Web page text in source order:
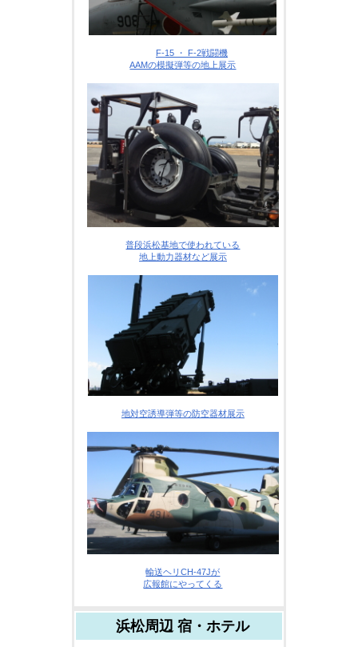
F-15 ・ F-2戦闘機
AAMの模擬弾等の地上展示
普段浜松基地で使われている
地上動力器材など展示
地対空誘導弾等の防空器材展示
輸送ヘリCH-47Jが
広報館にやってくる
浜松周辺 宿・ホテル